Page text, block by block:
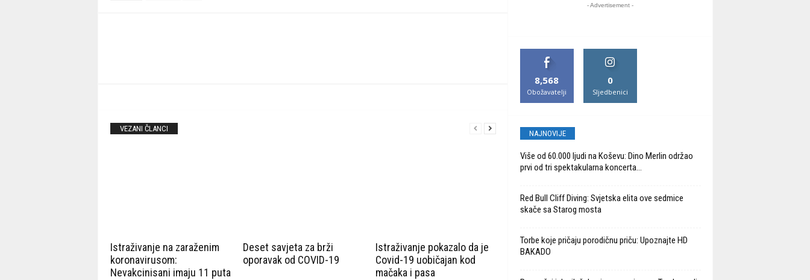
VEZANI ČLANCI
Istraživanje na zaraženim
koronavirusom:
Nevakcinisani imaju 11 puta
Deset savjeta za brži
oporavak od COVID-19
Istraživanje pokazalo da je
Covid-19 uobičajan kod
mačaka i pasa
- Advertisement -
8,568
Obožavatelji
0
Sljedbenici
NAJNOVIJE
Više od 60.000 ljudi na Koševu: Dino Merlin održao
prvi od tri spektakularna koncerta...
Red Bull Cliff Diving: Svjetska elita ove sedmice
skače sa Starog mosta
Torbe koje pričaju porodičnu priču: Upoznajte HD
BAKADO